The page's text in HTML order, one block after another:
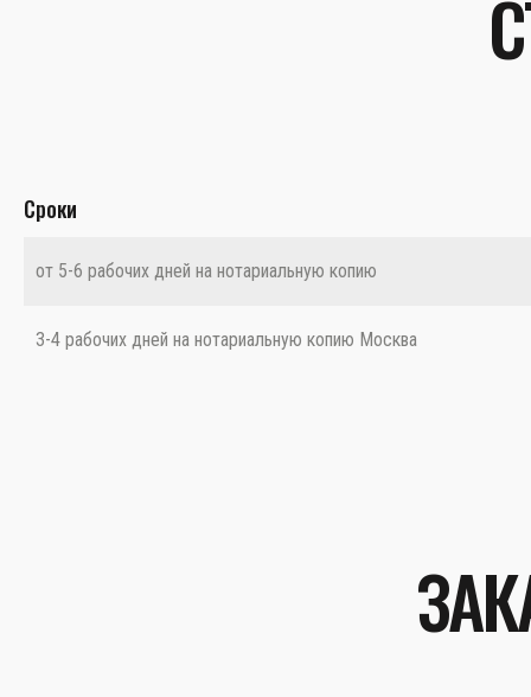
Сроки
от 5-6 рабочих дней на нотариальную копию
3-4 рабочих дней на нотариальную копию Москва